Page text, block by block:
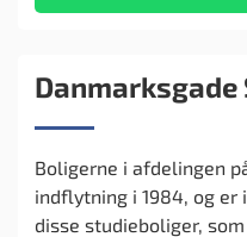
Boligerne i afdelingen
indflytning i 1984, og er
disse studieboliger,